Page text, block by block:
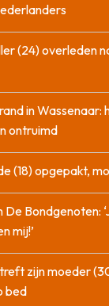
(24) overleden
in Wassenaar:
ontruimd
(18) opgepakt,
De Bondgenoten:
mij!’
zijn moeder
bed